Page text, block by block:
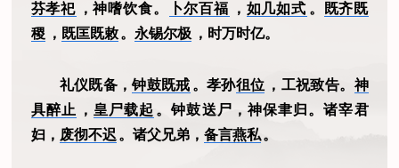
芬孝祀 ，神嗜饮食。 卜尔百福 ， 如几如式 。
既齐既
稷 ， 既匡既敕 。 永锡尔极 ，时万时亿。
礼仪既备，钟鼓既戒 。孝孙徂位 ，工祝致告。神
具醉止
， 皇尸载起 。钟鼓送尸，神保聿归。诸宰君
妇， 废彻不迟 。诸父兄弟， 备言燕私 。